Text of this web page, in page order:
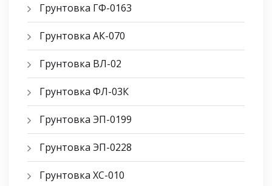
Грунтовка ГФ-0163
Грунтовка АК-070
Грунтовка ВЛ-02
Грунтовка ФЛ-03К
Грунтовка ЭП-0199
Грунтовка ЭП-0228
Грунтовка ХС-010